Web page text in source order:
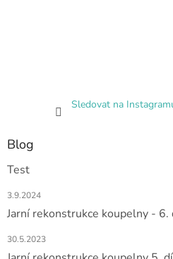
Sledovat na
Blog
Test
3.9.2024
Jarní rekonstrukce koupelny - 6.
30.5.2023